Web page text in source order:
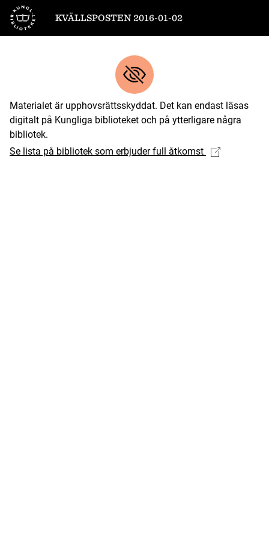
Till startsidan
KVÄLLSPOSTEN 2016-01-02
Materialet är upphovsrättsskyddat. Det kan endast läsas
digitalt på Kungliga biblioteket och på ytterligare några
bibliotek.
Se lista på bibliotek som erbjuder full åtkomst